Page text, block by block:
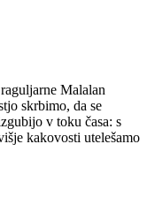
Malalan
skrbimo, da se
v toku časa: s
kakovosti utelešamo